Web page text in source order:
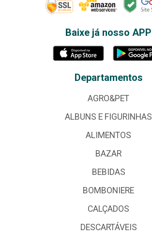
Baixe já nosso APP
Departamentos
AGRO&PET
ALBUNS E FIGURINHAS
ALIMENTOS
BAZAR
BEBIDAS
BOMBONIERE
CALÇADOS
DESCARTÁVEIS